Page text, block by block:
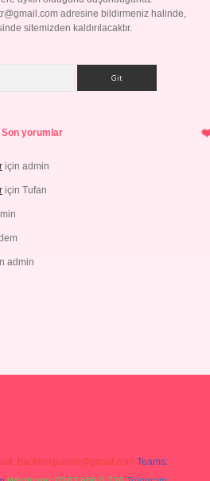
adresine bildirmeniz halinde,
sitemizden kaldırılacaktır.
Son yorumlar
için admin
için Tufan
admin
backlinkpaneli@gmail.com Teams: